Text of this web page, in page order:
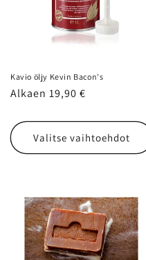
Kavio öljy Kevin Bacon's
Normaalihinta
Alkaen 19,90 €
Valitse vaihtoehdot